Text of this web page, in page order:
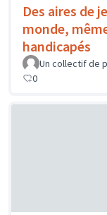
Des aires de
monde,
handicapés
Un collectif de
0